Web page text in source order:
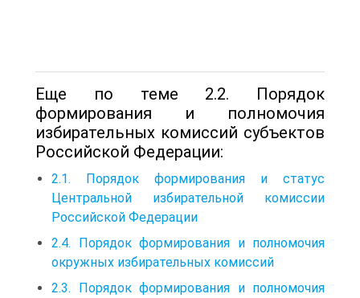
Еще по теме 2.2. Порядок
формирования и полномочия
избирательных комиссий субъектов
Российской Федерации:
2.1. Порядок формирования и статус
Центральной избирательной комиссии
Российской Федерации
2.4. Порядок формирования и полномочия
окружных избирательных комиссий
2.3. Порядок формирования и полномочия